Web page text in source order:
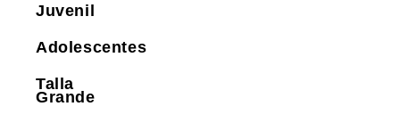
Juvenil
Adolescentes
Talla
Grande